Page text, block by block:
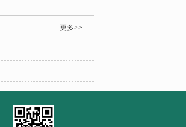
更多>>